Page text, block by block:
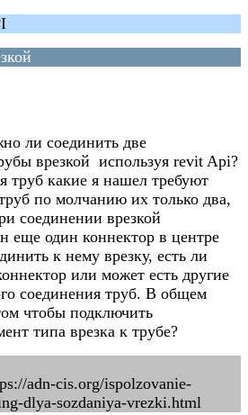
ли соединить две
врезкой используя revit Api?
труб какие я нашел требуют
по молчанию их только два,
соединении врезкой
еще один коннектор в центре
к нему врезку, есть ли
или может есть другие
соединения труб. В общем
чтобы подключить
типа врезка к трубе?
adn-cis.org/ispolzovanie-
dlya-sozdaniya-vrezki.html